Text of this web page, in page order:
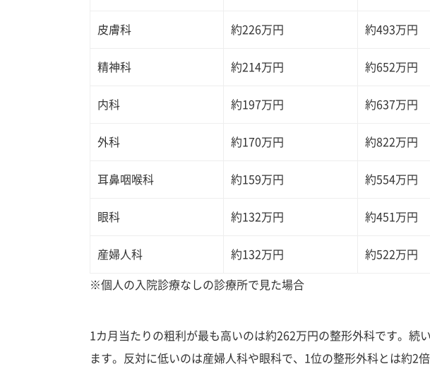
皮膚科 約226万円 約493万円
精神科 約214万円 約652万円
内科 約197万円 約637万円
外科 約170万円 約822万円
耳鼻咽喉科 約159万円 約554万円
眼科 約132万円 約451万円
産婦人科 約132万円 約522万円
※個人の入院診療なしの診療所で見た場合
1カ月当たりの粗利が最も高いのは約262万円の整形外科です。続
ます。反対に低いのは産婦人科や眼科で、1位の整形外科とは約2